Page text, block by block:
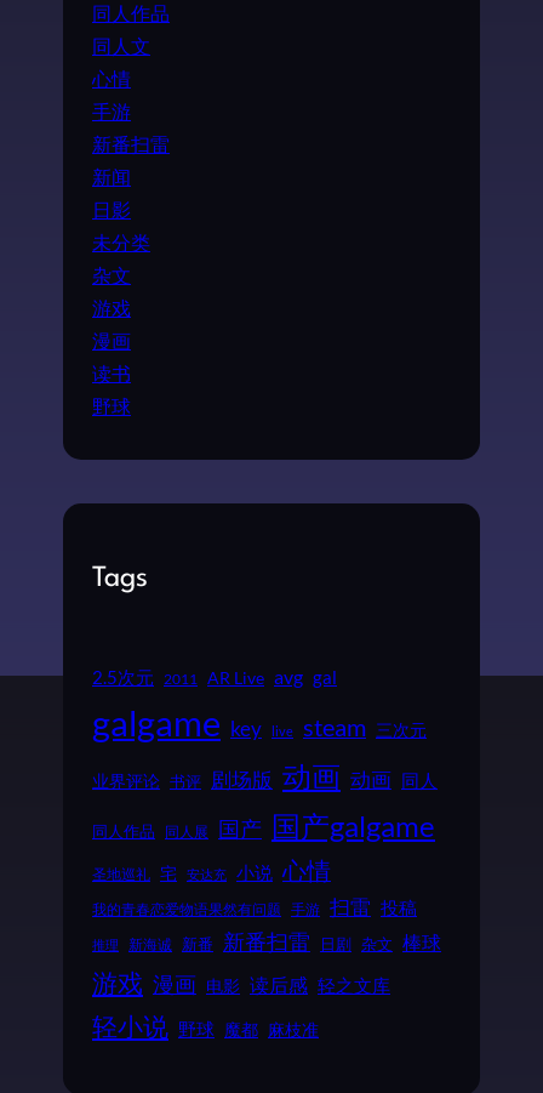
同人作品
同人文
心情
手游
新番扫雷
新闻
日影
未分类
杂文
游戏
漫画
读书
野球
Tags
2.5次元 2011 AR Live avg gal
galgame key live steam 三次元
业界评论 书评 剧场版 动画 动画 同人
同人作品 同人展 国产 国产galgame
圣地巡礼 宅 安达充 小说 心情
我的青春恋爱物语果然有问题 手游 扫雷 投稿
推理 新海诚 新番 新番扫雷 日剧 杂文 棒球
游戏 漫画 电影 读后感 轻之文库
轻小说 野球 魔都 麻枝准